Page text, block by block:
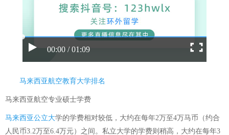
00:00 / 01:09
马来西亚航空教育大学排名
马来西亚航空专业硕士学费
马来西亚公立大学的学费相对较低，大约在每年2万至4万马币（约合
人民币3.2万至6.4万元）之间。私立大学的学费则稍高，大约在每年3